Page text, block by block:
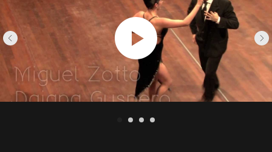
танго Буэнос-Айреса. В 1998 году Зотто основал
собственную танцевальную компанию TangoX
2, единственную танго-компанию, признанную
во всем мире, и бесспорный бренд гарантии
и профессионализма. Для этой компании
Мигель Анхель Зотто создал и поставил —
всегда при поддержке лучших музыкальных
ансамблей — несколько танго-шоу,
представленных в Канаде, США, Европе,